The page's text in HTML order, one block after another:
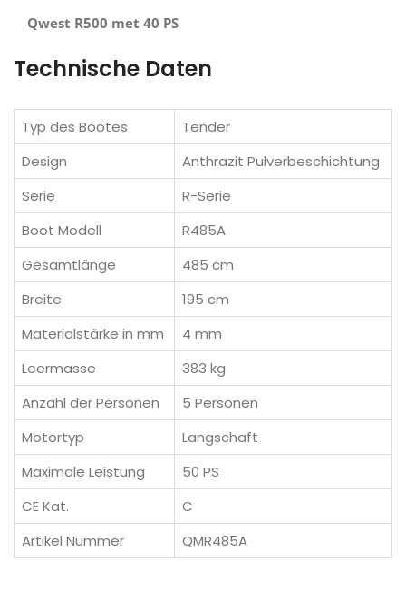
Qwest R500 met 40 PS
Technische Daten
Typ des Bootes
Tender
Design
Anthrazit Pulverbeschichtung
Serie
R-Serie
Boot Modell
R485A
Gesamtlänge
485 cm
Breite
195 cm
Materialstärke in mm
4 mm
Leermasse
383 kg
Anzahl der Personen
5 Personen
Motortyp
Langschaft
Maximale Leistung
50 PS
CE Kat.
C
Artikel Nummer
QMR485A